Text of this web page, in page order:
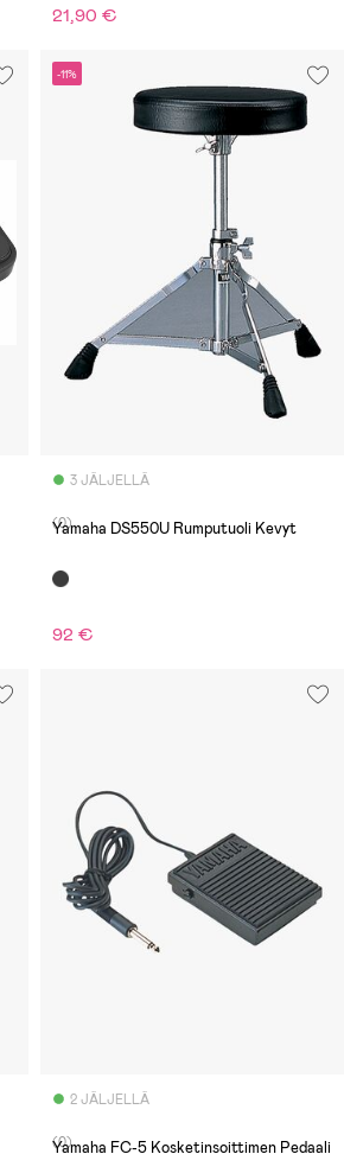
21,90 €
-11%
3 JÄLJELLÄ
(0)
Yamaha DS550U Rumputuoli Kevyt
92 €
2 JÄLJELLÄ
(0)
Yamaha FC-5 Kosketinsoittimen Pedaali